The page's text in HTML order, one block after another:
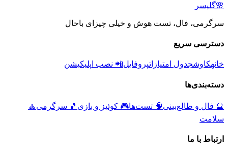
🌸گلپسر
سرگرمی، فال، تست هوش و خیلی چیزای باحال
دسترسی سریع
خانهکاوشجدول امتیازاتپروفایل📲 نصب اپلیکیشن
دسته‌بندی‌ها
🔮 فال و طالع‌بینی🧠 تست‌ها🎮 کوئیز و بازی 🎵 سرگرمی 🧘
سلامت
ارتباط با ما